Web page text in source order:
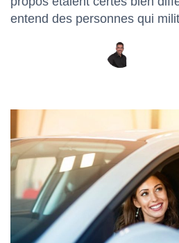
entend des personnes qui